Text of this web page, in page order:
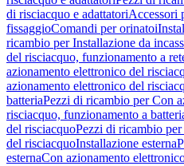
di risciacquo e adattatoriAccessori
fissaggioComandi per orinatoi
ricambio per Installazione da
del risciacquo, funzionamento a
azionamento elettronico del
azionamento elettronico del
batteriaPezzi di ricambio per Con
risciacquo, funzionamento a
del risciacquoPezzi di ricambio
del risciacquoInstallazione esterna
esternaCon azionamento